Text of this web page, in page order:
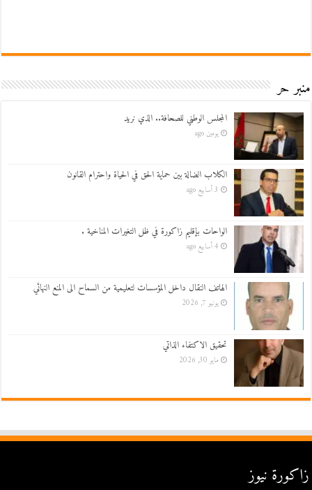
منبر حر
المجلس الوطني للصحافة.. الذي نريد
يومين ago
الكلاب الضالة بين حماية الحق في الحياة واحترام القانون
3 أسابيع ago
الواحات بإقليم زاكورة في ظل التغيرات المناخية .
4 أسابيع ago
الهاتف النقال داخل المؤسسات لتعليمية من السماح الى المنع النهائي
يونيو 7, 2026
تحقيق الاكتفاء الذاتي
مايو 30, 2026
زاكورة نيوز